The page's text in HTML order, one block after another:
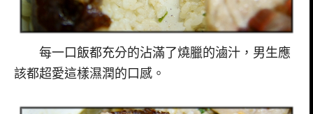
每一口飯都充分的沾滿了燒臘的滷汁，男生應
該都超愛這樣濕潤的口感。